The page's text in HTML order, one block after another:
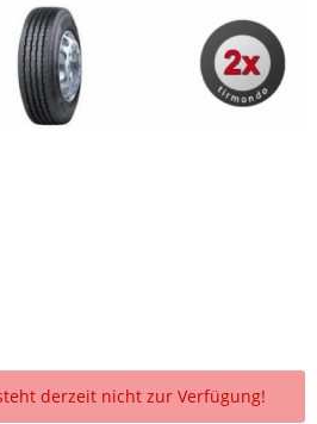
derzeit nicht zur Verfügung!